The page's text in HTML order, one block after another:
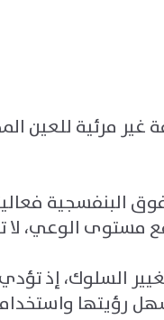
غير مرئية للعين
البنفسجية
مستوى الوعي، لا
السلوك، إذ تؤدي
رؤيتها